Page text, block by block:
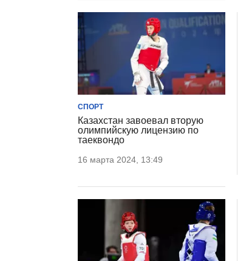
СПОРТ
Казахстан завоевал вторую
олимпийскую лицензию по
таеквондо
16 марта 2024, 13:49